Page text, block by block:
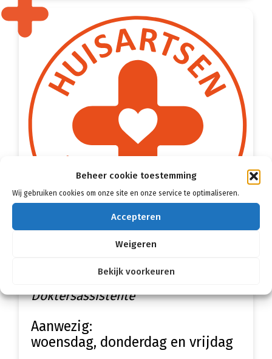
Beheer cookie toestemming
Wij gebruiken cookies om onze site en onze service te optimaliseren.
Accepteren
Weigeren
Bekijk voorkeuren
Doktersassistente
Aanwezig:
woensdag, donderdag en vrijdag